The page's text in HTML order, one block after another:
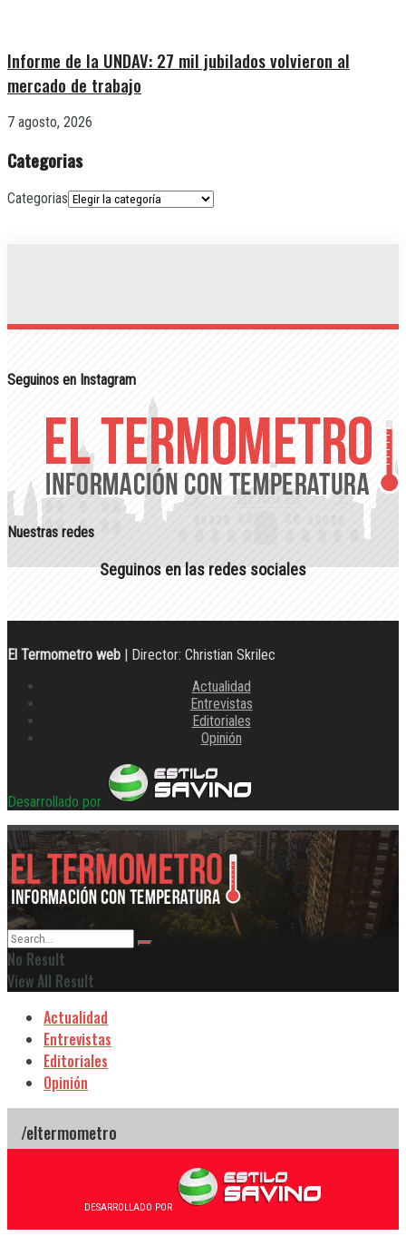
Informe de la UNDAV: 27 mil jubilados volvieron al
mercado de trabajo
7 agosto, 2026
Categorias
Categorias
Seguinos en Instagram
Nuestras redes
Seguinos en las redes sociales
El Termometro web | Director: Christian Skrilec
Actualidad
Entrevistas
Editoriales
Opinión
Desarrollado por
No Result
View All Result
Actualidad
Entrevistas
Editoriales
Opinión
DESARROLLADO POR